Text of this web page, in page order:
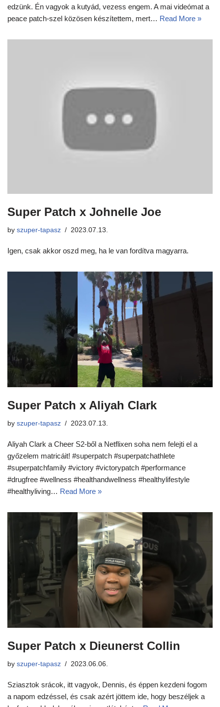
edzünk. Én vagyok a kutyád, vezess engem. A mai videómat a
peace patch-szel közösen készítettem, mert… Read More »
Super Patch x Johnelle Joe
by szuper-tapasz 2023.07.13.
Igen, csak akkor oszd meg, ha le van fordítva magyarra.
Super Patch x Aliyah Clark
by szuper-tapasz 2023.07.13.
Aliyah Clark a Cheer S2-ből a Netflixen soha nem felejti el a
győzelem matricáit! #superpatch #superpatchathlete
#superpatchfamily #victory #victorypatch #performance
#drugfree #wellness #healthandwellness #healthylifestyle
#healthyliving… Read More »
Super Patch x Dieunerst Collin
by szuper-tapasz 2023.06.06.
Sziasztok srácok, itt vagyok, Dennis, és éppen kezdeni fogom
a napom edzéssel, és csak azért jöttem ide, hogy beszéljek a